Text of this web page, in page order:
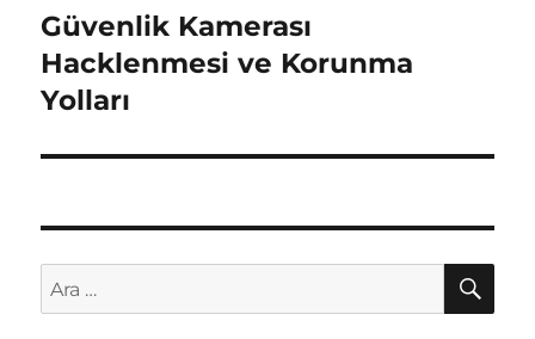
gezinmesi
Güvenlik Kamerası
Hacklenmesi ve Korunma
Yolları
Ara: